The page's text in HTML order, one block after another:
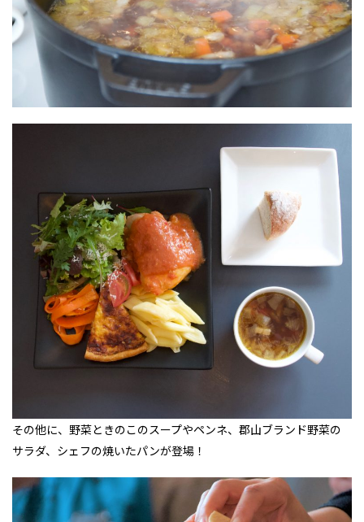
その他に、野菜ときのこのスープやペンネ、郡山ブランド野菜の
サラダ、シェフの焼いたパンが登場！